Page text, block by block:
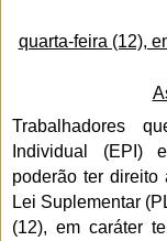
quarta-feira (12),
Trabalhadores
Individual (EPI)
poderão ter
Lei Suplementar
(12), em caráter